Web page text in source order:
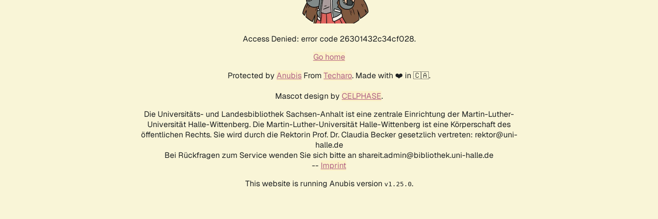
Access Denied: error code 26301432c34cf028.
Go home
Protected by Anubis From Techaro. Made with ❤️ in 🇨🇦.
Mascot design by CELPHASE.
Die Universitäts- und Landesbibliothek Sachsen-Anhalt ist eine zentrale Einrichtung der Martin-Luther-
Universität Halle-Wittenberg. Die Martin-Luther-Universität Halle-Wittenberg ist eine Körperschaft des
öffentlichen Rechts. Sie wird durch die Rektorin Prof. Dr. Claudia Becker gesetzlich vertreten: rektor@uni-
halle.de
Bei Rückfragen zum Service wenden Sie sich bitte an shareit.admin@bibliothek.uni-halle.de
-- Imprint
This website is running Anubis version v1.25.0.